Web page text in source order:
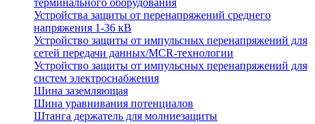
Устройства защиты от перенапряжений среднего
напряжения 1-36 кВ
Устройство защиты от импульсных перенапряжений для
сетей передачи данных/MCR-технологии
Устройство защиты от импульсных перенапряжений для
систем электроснабжения
Шина заземляющая
Шина уравнивания потенциалов
Штанга держатель для молниезащиты